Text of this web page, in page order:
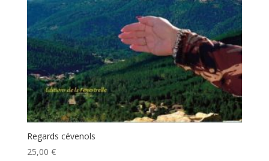
Regards cévenols
25,00 €